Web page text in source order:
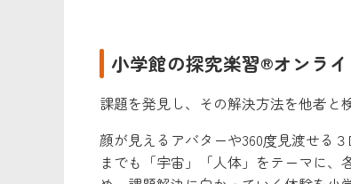
小学館の探究楽習®オンラ
課題を発見し、その解決方法を他者と
顔が見えるアバターや360度見渡せる
までも「宇宙」「人体」をテーマに